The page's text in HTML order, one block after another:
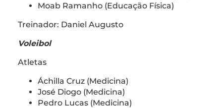
Moab Ramanho (Educação Física)
Treinador: Daniel Augusto
Voleibol
Atletas
Áchilla Cruz (Medicina)
José Diogo (Medicina)
Pedro Lucas (Medicina)